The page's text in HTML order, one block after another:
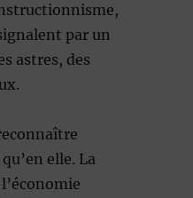
par un
astres, des
elle. La